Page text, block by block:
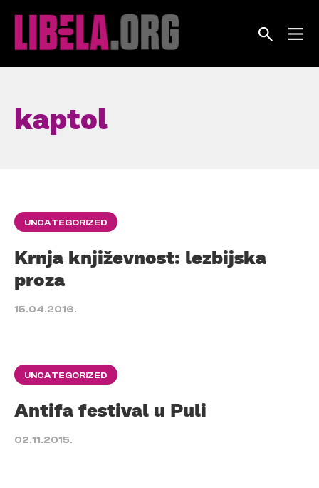
kaptol
UNCATEGORIZED
Krnja književnost: lezbijska
proza
15.04.2016.
UNCATEGORIZED
Antifa festival u Puli
02.11.2015.